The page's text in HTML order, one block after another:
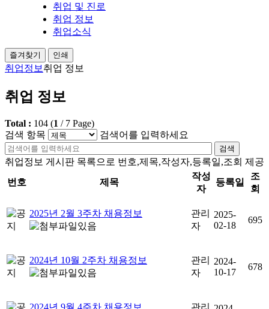
취업 및 진로
취업 정보
취업소식
즐겨찾기 인쇄
취업정보 취업 정보
취업 정보
Total : 104 (1 / 7 Page)
검색 항목
검색어를 입력하세요
검색
취업정보 게시판 목록으로 번호,제목,작성자,등록일,조회 제공
번호
제목
작성
자
등록일
조
회
2025년 2월 3주차 채용정보
관리
자
2025-
02-18
695
2024년 10월 2주차 채용정보
관리
자
2024-
10-17
678
2024년 9월 4주차 채용정보 관리